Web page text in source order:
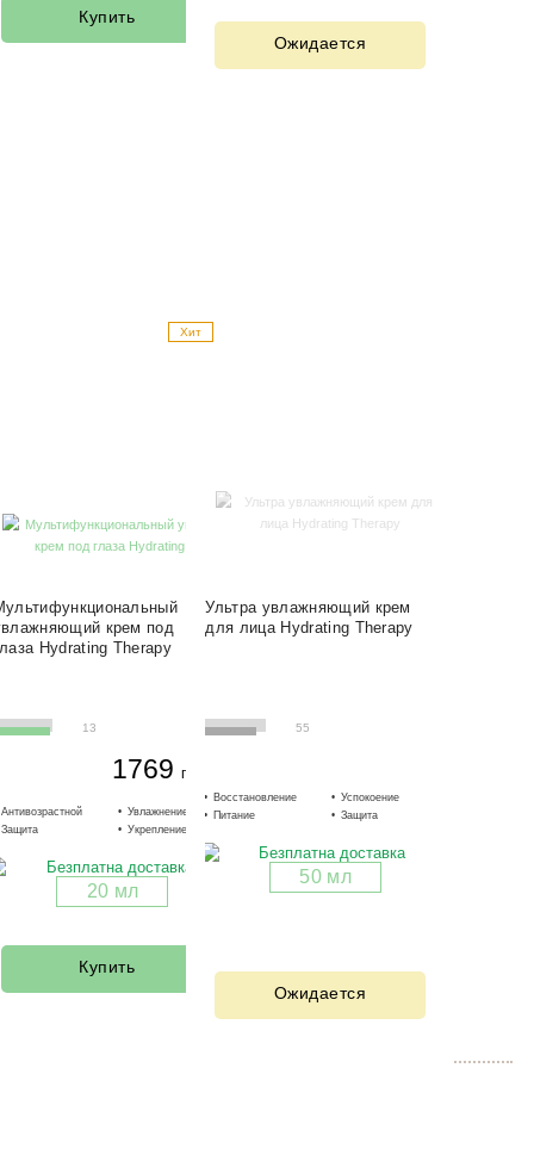
Купить
Ожидается
Хит
крем под
Hydrating Therapy
13
1769 грн.
Антивозрастной
Защита
Увлажнение
Укрепление
Осветление
20 мл
Купить
Ультра увлажняющий крем
для лица Hydrating Therapy
55
Восстановление
Питание
Успокоение
Защита
50 мл
Ожидается